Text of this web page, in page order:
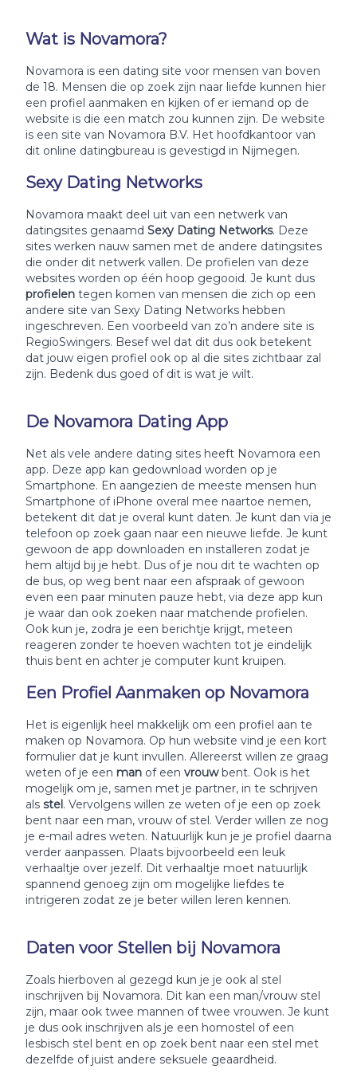
Wat is Novamora?
Novamora is een dating site voor mensen van boven
de 18. Mensen die op zoek zijn naar liefde kunnen hier
een profiel aanmaken en kijken of er iemand op de
website is die een match zou kunnen zijn. De website
is een site van Novamora B.V. Het hoofdkantoor van
dit online datingbureau is gevestigd in Nijmegen.
Sexy Dating Networks
Novamora maakt deel uit van een netwerk van
datingsites genaamd Sexy Dating Networks. Deze
sites werken nauw samen met de andere datingsites
die onder dit netwerk vallen. De profielen van deze
websites worden op één hoop gegooid. Je kunt dus
profielen tegen komen van mensen die zich op een
andere site van Sexy Dating Networks hebben
ingeschreven. Een voorbeeld van zo’n andere site is
RegioSwingers. Besef wel dat dit dus ook betekent
dat jouw eigen profiel ook op al die sites zichtbaar zal
zijn. Bedenk dus goed of dit is wat je wilt.
De Novamora Dating App
Net als vele andere dating sites heeft Novamora een
app. Deze app kan gedownload worden op je
Smartphone. En aangezien de meeste mensen hun
Smartphone of iPhone overal mee naartoe nemen,
betekent dit dat je overal kunt daten. Je kunt dan via je
telefoon op zoek gaan naar een nieuwe liefde. Je kunt
gewoon de app downloaden en installeren zodat je
hem altijd bij je hebt. Dus of je nou dit te wachten op
de bus, op weg bent naar een afspraak of gewoon
even een paar minuten pauze hebt, via deze app kun
je waar dan ook zoeken naar matchende profielen.
Ook kun je, zodra je een berichtje krijgt, meteen
reageren zonder te hoeven wachten tot je eindelijk
thuis bent en achter je computer kunt kruipen.
Een Profiel Aanmaken op Novamora
Het is eigenlijk heel makkelijk om een profiel aan te
maken op Novamora. Op hun website vind je een kort
formulier dat je kunt invullen. Allereerst willen ze graag
weten of je een man of een vrouwbent. Ook is het
mogelijk om je, samen met je partner, in te schrijven
als stel. Vervolgens willen ze weten of je een op zoek
bent naar een man, vrouw of stel. Verder willen ze nog
je e-mail adres weten. Natuurlijk kun je je profiel daarna
verder aanpassen. Plaats bijvoorbeeld een leuk
verhaaltje over jezelf. Dit verhaaltje moet natuurlijk
spannend genoeg zijn om mogelijke liefdes te
intrigeren zodat ze je beter willen leren kennen.
Daten voor Stellen bij Novamora
Zoals hierboven al gezegd kun je je ook al stel
inschrijven bij Novamora. Dit kan een man/vrouw stel
zijn, maar ook twee mannen of twee vrouwen. Je kunt
je dus ook inschrijven als je een homostel of een
lesbisch stel bent en op zoek bent naar een stel met
dezelfde of juist andere seksuele geaardheid.